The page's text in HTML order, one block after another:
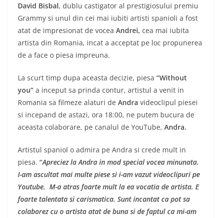
David Bisbal, dublu castigator al prestigiosului premiu
Grammy si unul din cei mai iubiti artisti spanioli a fost
atat de impresionat de vocea Andrei, cea mai iubita
artista din Romania, incat a acceptat pe loc propunerea
de a face o piesa impreuna.
La scurt timp dupa aceasta decizie, piesa “Without
you” a inceput sa prinda contur, artistul a venit in
Romania sa filmeze alaturi de Andra videoclipul piesei
si incepand de astazi, ora 18:00, ne putem bucura de
aceasta colaborare, pe canalul de YouTube, Andra.
Artistul spaniol o admira pe Andra si crede mult in
piesa. “Apreciez la Andra in mod special vocea minunata.
I-am ascultat mai multe piese si i-am vazut videoclipuri pe
Youtube. M-a atras foarte mult la ea vocatia de artista. E
foarte talentata si carismatica. Sunt incantat ca pot sa
colaborez cu o artista atat de buna si de faptul ca mi-am